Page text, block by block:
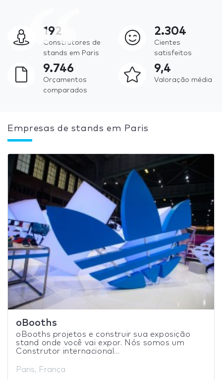
192
Construtores de
stands em Paris
2.304
Cientes
satisfeitos
9.746
Orçamentos
comparados
9,4
Valoração média
Empresas de stands em Paris
oBooths
oBooths projetos e construir sua exposição
stand onde você vai expor. Nós somos um
Construtor internacional...
Paris, França